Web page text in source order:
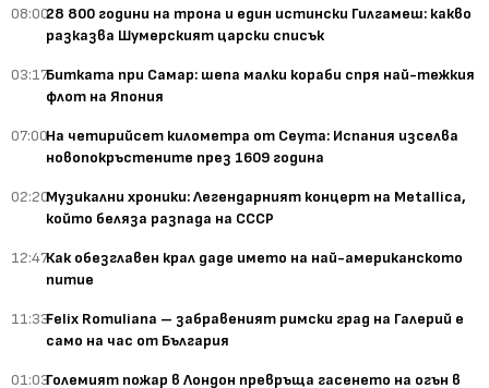
08:0028 800 години на трона и един истински Гилгамеш: какво
разказва Шумерският царски списък
03:17Битката при Самар: шепа малки кораби спря най-тежкия
флот на Япония
07:00На четирийсет километра от Сеута: Испания изселва
новопокръстените през 1609 година
02:20Музикални хроники: Легендарният концерт на Metallica,
който беляза разпада на СССР
12:47Как обезглавен крал даде името на най-американското
питие
11:33Felix Romuliana – забравеният римски град на Галерий е
само на час от България
01:03Големият пожар в Лондон превръща гасенето на огън в